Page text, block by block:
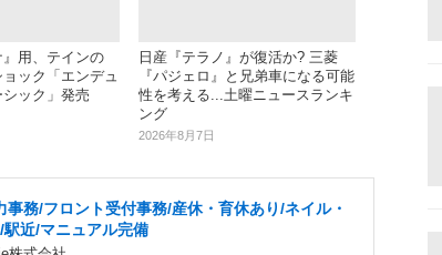
』用、テインの
ック「エンデュ
ック」発売
日産『テラノ』が復活か? 三菱
『パジェロ』と兄弟車になる可能
性を考える...土曜ニュースランキ
ング
2026年8月7日
事務/フロント受付事務/産休・育休あり/ネイル・
駅近/マニュアル完備